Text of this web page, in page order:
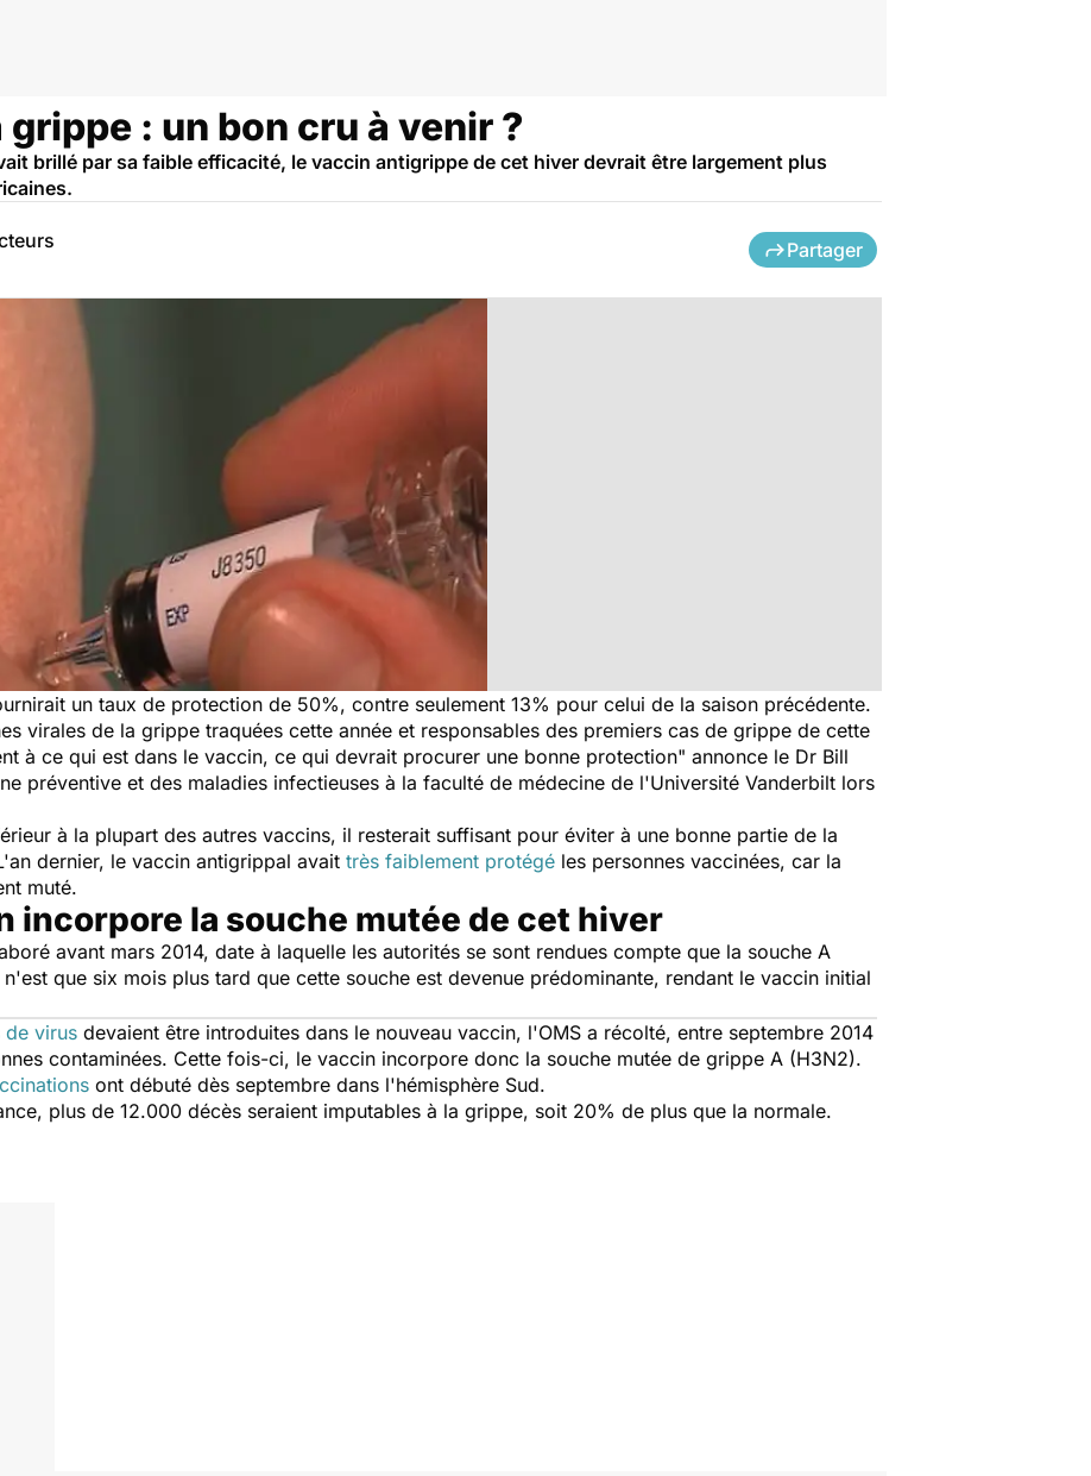
: un bon cru à venir ?
brillé par sa faible efficacité, le vaccin antigrippe de cet hiver devrait être largement plus
Partager
un taux de protection de 50%, contre seulement 13% pour celui de la saison précédente.
virales de la grippe traquées cette année et responsables des premiers cas de grippe de cette
à ce qui est dans le vaccin, ce qui devrait procurer une bonne protection" annonce le Dr Bill
préventive et des maladies infectieuses à la faculté de médecine de l'Université Vanderbilt lors
à la plupart des autres vaccins, il resterait suffisant pour éviter à une bonne partie de la
dernier, le vaccin antigrippal avait très faiblement protégé les personnes vaccinées, car la
muté.
incorpore la souche mutée de cet hiver
avant mars 2014, date à laquelle les autorités se sont rendues compte que la souche A
que six mois plus tard que cette souche est devenue prédominante, rendant le vaccin initial
de virus devaient être introduites dans le nouveau vaccin, l'OMS a récolté, entre septembre 2014
contaminées. Cette fois-ci, le vaccin incorpore donc la souche mutée de grippe A (H3N2).
ont débuté dès septembre dans l'hémisphère Sud.
plus de 12.000 décès seraient imputables à la grippe, soit 20% de plus que la normale.